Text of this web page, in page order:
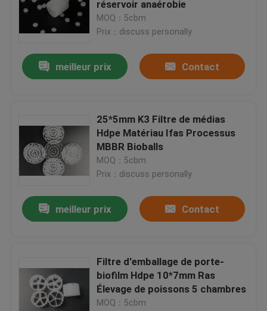
réservoir anaérobie
MOQ：5cbm
Prix：discuss personally
meilleur prix Contact
25*5mm K3 Filtre de médias
Hdpe Matériau Ifas Processus
MBBR Bioballs
MOQ：5cbm
Prix：discuss personally
meilleur prix Contact
Filtre d'emballage de porte-
biofilm Hdpe 10*7mm Ras
Élevage de poissons 5 chambres
MOQ：5cbm